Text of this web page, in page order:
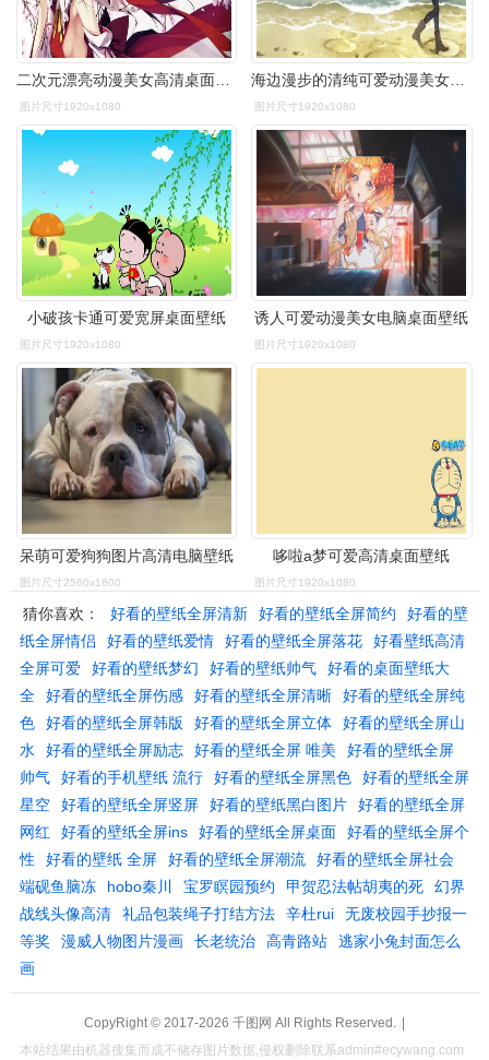
二次元漂亮动漫美女高清桌面壁纸 第二辑
图片尺寸1920x1080
海边漫步的清纯可爱动漫美女图片桌面壁纸
图片尺寸1920x1080
小破孩卡通可爱宽屏桌面壁纸
图片尺寸1920x1080
诱人可爱动漫美女电脑桌面壁纸
图片尺寸1920x1080
呆萌可爱狗狗图片高清电脑壁纸
图片尺寸2560x1600
哆啦a梦可爱高清桌面壁纸
图片尺寸1920x1080
猜你喜欢： 好看的壁纸全屏清新 好看的壁纸全屏简约
好看的壁
纸全屏情侣
好看的壁纸爱情 好看的壁纸全屏落花
好看壁纸高清
全屏可爱
好看的壁纸梦幻 好看的壁纸帅气
好看的桌面壁纸大
全
好看的壁纸全屏伤感 好看的壁纸全屏清晰
好看的壁纸全屏纯
色
好看的壁纸全屏韩版 好看的壁纸全屏立体
好看的壁纸全屏山
水
好看的壁纸全屏励志 好看的壁纸全屏 唯美
好看的壁纸全屏
帅气
好看的手机壁纸 流行 好看的壁纸全屏黑色
好看的壁纸全屏
星空
好看的壁纸全屏竖屏 好看的壁纸黑白图片
好看的壁纸全屏
网红
好看的壁纸全屏ins 好看的壁纸全屏桌面
好看的壁纸全屏个
性
好看的壁纸 全屏 好看的壁纸全屏潮流
好看的壁纸全屏社会
端砚鱼脑冻
hobo秦川 宝罗瞑园预约 甲贺忍法帖胡夷的死
幻界
战线头像高清
礼品包装绳子打结方法 辛杜rui
无废校园手抄报一
等奖
漫威人物图片漫画 长老统治 高青路站
逃家小兔封面怎么
画
CopyRight © 2017-2026 千图网 All Rights Reserved.
|
本站结果由机器搜集而成不储存图片数据,侵权删除联系admin#ecywang.com